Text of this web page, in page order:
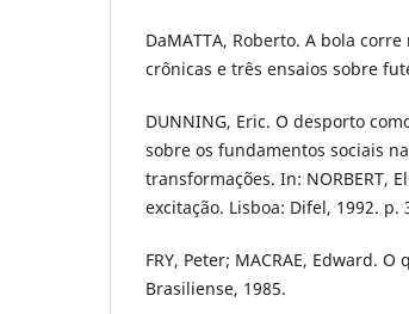
DaMATTA, Roberto. A bola
crônicas e três ensaios sobre
DUNNING, Eric. O desporto
sobre os fundamentos sociais
transformações. In: NORBERT,
excitação. Lisboa: Difel, 1992. p.
FRY, Peter; MACRAE, Edward.
Brasiliense, 1985.